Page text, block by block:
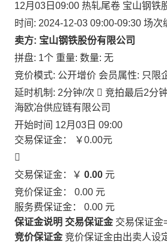
12月03日09:00 热轧尾卷 宝山钢铁
时间: 2024-12-03 09:00-09:30 场次
卖方: 宝山钢铁股份有限公司
拼盘: 1个 重量: 数量: 无
竞价模式: 公开增价 会员属性: 只限
延时机制: 2分钟/次  竞拍最后2分
海欧冶供应链有限公司
开始时间 12月03日 09:00
交易保证金：
￥0.00元

交易保证金：￥ 0.00 元
竞价保证金： 0.00 元
服务费保证金： 0.00 元
保证金说明 交易保证金 交易保证金
竞价保证金 竞价保证金由出卖人设